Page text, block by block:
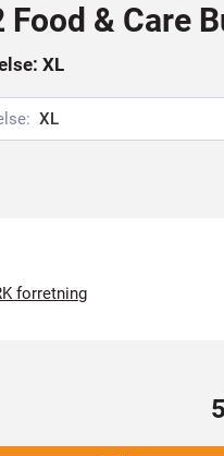
Food & Care
XL
XL
forretning